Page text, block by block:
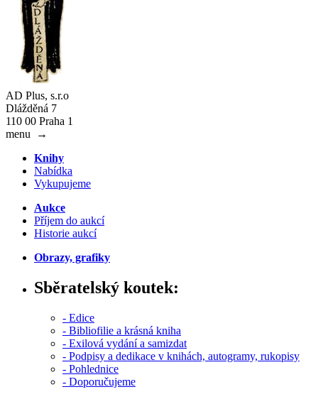
AD Plus, s.r.o
Dlážděná 7
110 00 Praha 1
menu
→
Knihy
Nabídka
Vykupujeme
Aukce
Příjem do aukcí
Historie aukcí
Obrazy, grafiky
Sběratelský koutek:
- Edice
- Bibliofilie a krásná kniha
- Exilová vydání a samizdat
- Podpisy a dedikace v knihách, autogramy, rukopisy
- Pohlednice
- Doporučujeme